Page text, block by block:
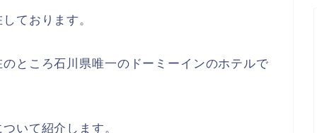
ております。
ところ石川県唯一のドーミーインのホテルで
いて紹介します。